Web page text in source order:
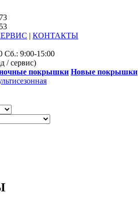
| КОНТАКТЫ
Сб.: 9:00-15:00
/ сервис)
покрышки Новые покрышки